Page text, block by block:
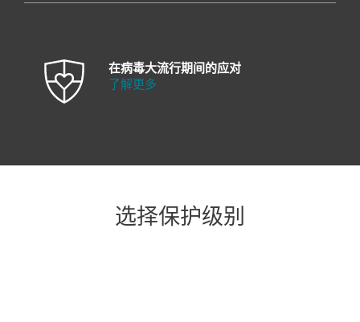
在病毒大流行期间的应对
了解更多
选择保护级别